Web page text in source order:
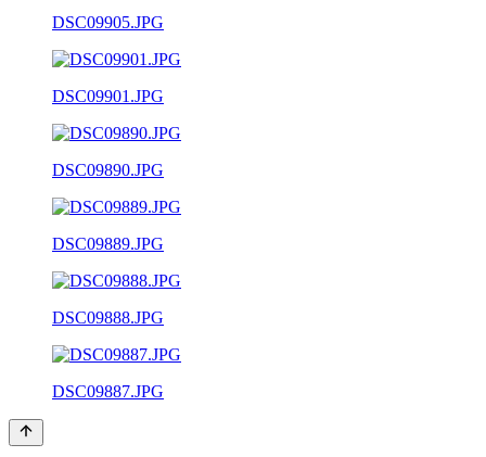
DSC09905.JPG
DSC09901.JPG
DSC09890.JPG
DSC09889.JPG
DSC09888.JPG
DSC09887.JPG